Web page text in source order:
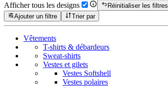
Afficher tous les designs
Réinitialiser les filtres
Ajouter un filtre
Trier par
Vêtements
T-shirts & débardeurs
Sweat-shirts
Vestes et gilets
Vestes Softshell
Vestes polaires